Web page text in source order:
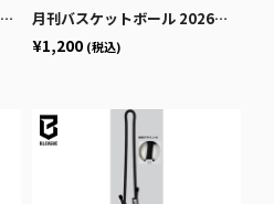
月刊バスケットボール 2026年2月号 (発売日2025年12月19日)
¥1,200 (税込)